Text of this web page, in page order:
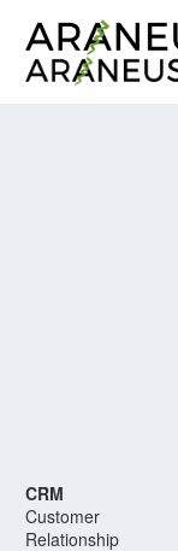
CRM
Customer
Relationship